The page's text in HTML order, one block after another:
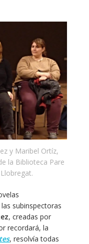
y Maribel Ortíz,
la Biblioteca Pare
subinspectoras
, creadas por
recordará, la
, resolvía todas